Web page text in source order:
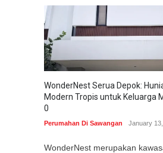
WonderNest Serua Depok:
Modern Tropis untuk Keluarga
0
Perumahan Di Sawangan January
WonderNest merupakan